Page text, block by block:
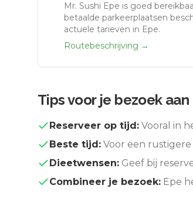
Mr. Sushi Epe is goed
betaalde parkeerplaatsen
actuele tarieven in Epe.
Routebeschrijving →
Tips voor je bezoek aan
Reserveer op tijd: Vooral in
Beste tijd: Voor een rustigere
Dieetwensen: Geef bij
Combineer je bezoek: Epe